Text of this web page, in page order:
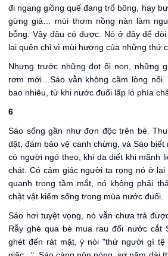
đi ngang giồng quế đang trổ bông, hay
gừng già… mùi thơm nồng nàn làm
bỗng. Vậy đâu có được. Nó ở đây để
lại quên chỉ vì mùi hương của những thứ
Nhưng trước những đọt ổi non, những
rơm mới…Sáo vẫn không cầm lòng
bao nhiêu, từ khi nước đuổi lấp ló phía
6
Sáo sống gần như đơn độc trên bè.
dặt, đám bảo vệ canh chừng, và Sáo
có người ngó theo, khi da diết khi mãnh
chát. Có cảm giác người ta rọng nó ở lại
quanh trong tầm mắt, nó không phải
chật vật kiếm sống trong mùa nước đuổi.
Sáo hơi tuyệt vọng, nó vẫn chưa trả
Rẫy ghé qua bè mua rau đổi nước cắt
ghét đến rát mặt, ý nói "thứ người gì tệ